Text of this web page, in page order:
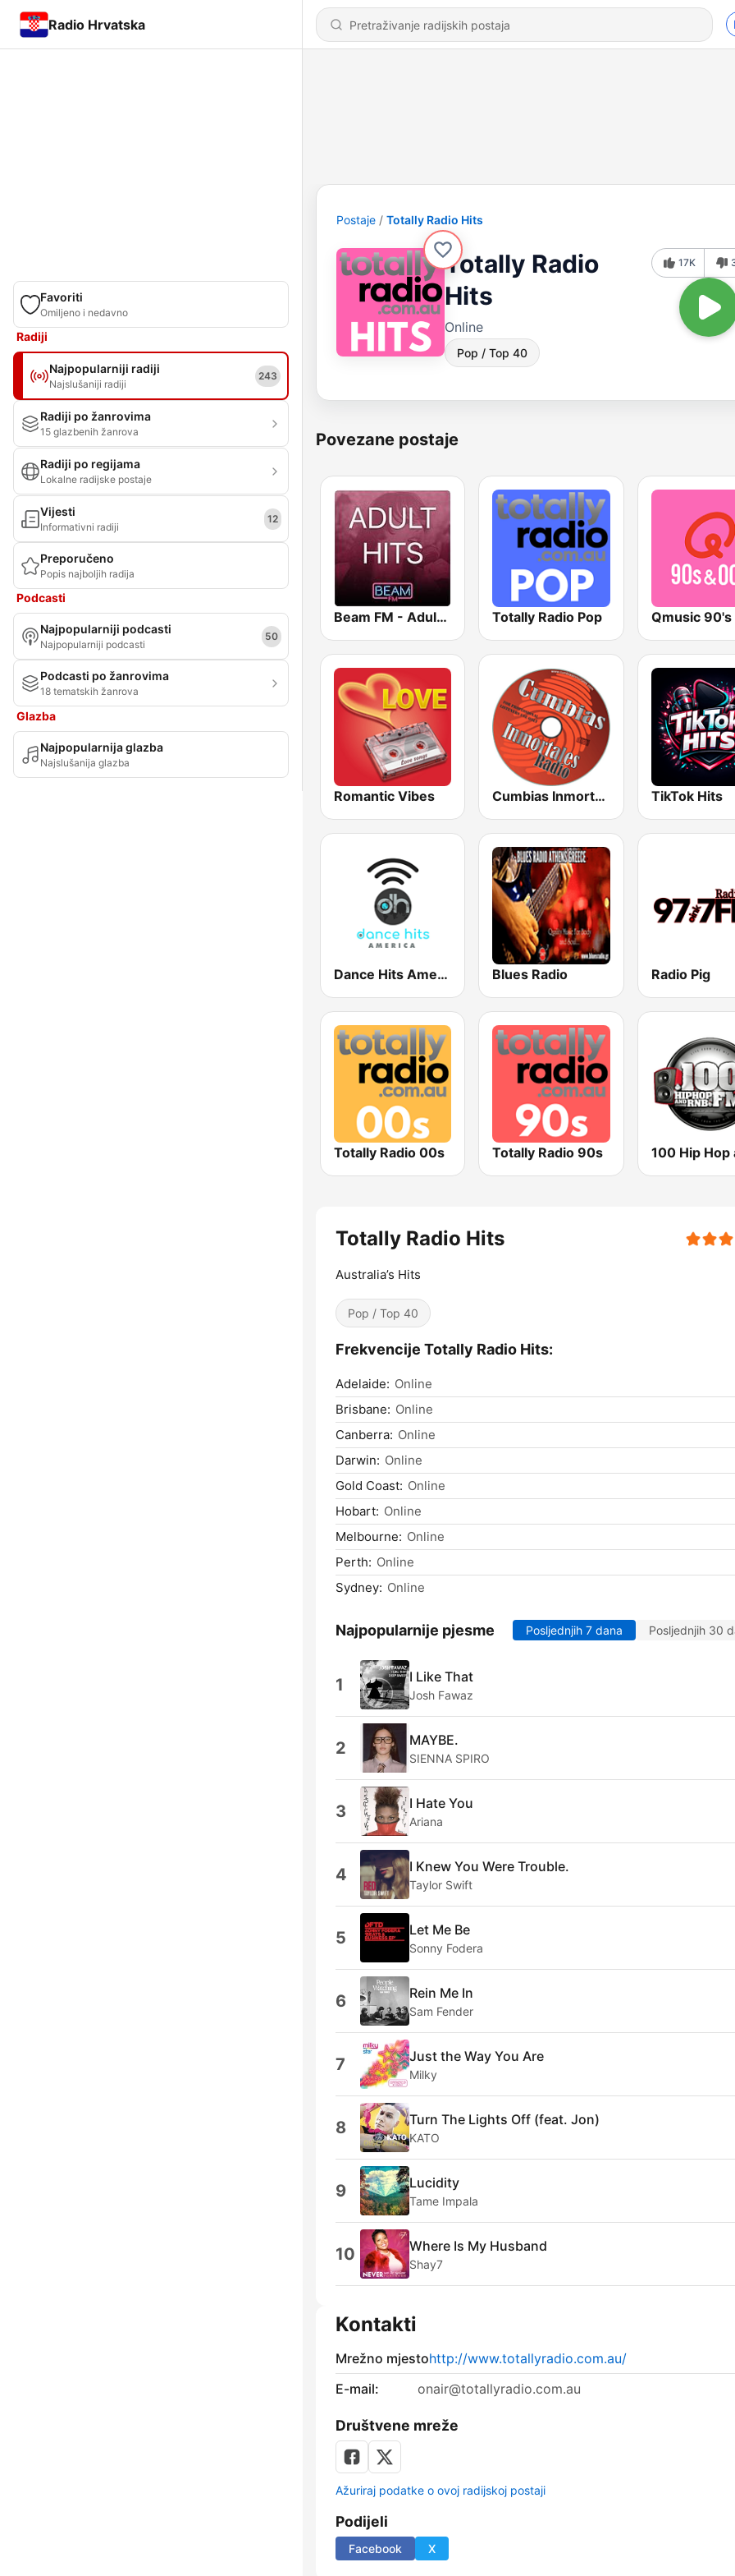
Radio Hrvatska
Favoriti
Omiljeno i nedavno
Radiji
Najpopularniji radiji
Najslušaniji radiji
243
Radiji po žanrovima
15 glazbenih žanrova
Radiji po regijama
Lokalne radijske postaje
Vijesti
Informativni radiji
12
Preporučeno
Popis najboljih radija
Podcasti
Najpopularniji podcasti
Najpopularniji podcasti
50
Podcasti po žanrovima
18 tematskih žanrova
Glazba
Najpopularnija glazba
Najslušanija glazba
Postaje Totally Radio Hits
Totally Radio
Hits
Online
Pop / Top 40
17K
Povezane postaje
Beam FM - Adult Hits Totally Radio Pop
Romantic Vibes Cumbias Inmortales Radio TikTok Hits
Dance Hits America Blues Radio Radio Pig
Totally Radio 00s Totally Radio 90s
Totally Radio Hits
Australia’s Hits
Pop / Top 40
Frekvencije Totally Radio Hits:
Adelaide: Online
Brisbane: Online
Canberra: Online
Darwin: Online
Gold Coast: Online
Hobart: Online
Melbourne: Online
Perth: Online
Sydney: Online
Najpopularnije pjesme Posljednjih 7 dana Posljednjih 30
1 I Like That
Josh Fawaz
2 MAYBE.
SIENNA SPIRO
3 I Hate You
Ariana
4 I Knew You Were Trouble.
Taylor Swift
5 Let Me Be
Sonny Fodera
6 Rein Me In
Sam Fender
7 Just the Way You Are
Milky
8 Turn The Lights Off (feat. Jon)
KATO
9 Lucidity
Tame Impala
10 Where Is My Husband
Shay7
Kontakti
Mrežno mjestohttp://www.totallyradio.com.au/
E-mail:
onair@totallyradio.com.au
Društvene mreže
Ažuriraj podatke o ovoj radijskoj postaji
Podijeli
Facebook X